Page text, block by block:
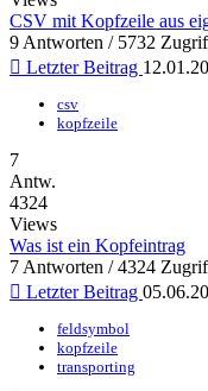
CSV mit Kopfzeile aus
9 Antworten / 5732
Letzter Beitrag
csv
kopfzeile
7
Antw.
4324
Views
Was ist ein Kopfeintrag
7 Antworten / 4324
Letzter Beitrag
feldsymbol
kopfzeile
transporting